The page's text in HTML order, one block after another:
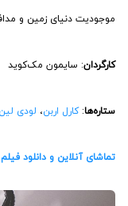
موجودیت دنیای زمین و
کارگردان: سایمون مک‌کوید
ستاره‌ها:کارل اربن، لودی لین
تماشای آنلاین و دانلود